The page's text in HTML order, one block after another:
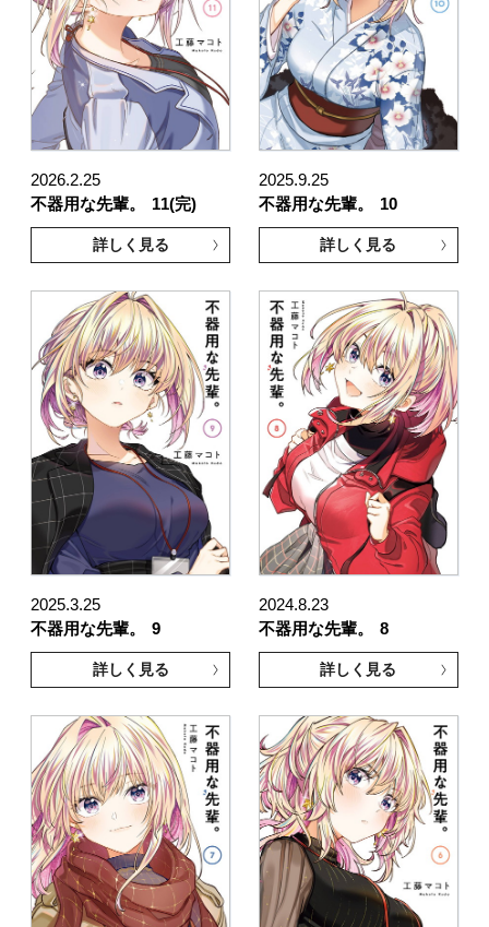
2026.2.25
不器用な先輩。
11(完)
詳しく見る
2025.9.25
不器用な先輩。
10
詳しく見る
2025.3.25
不器用な先輩。
9
詳しく見る
2024.8.23
不器用な先輩。
8
詳しく見る